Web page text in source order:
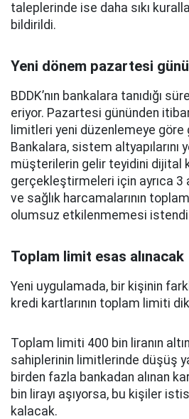
taleplerinde ise daha sıkı
bildirildi.
Yeni dönem pazartesi
BDDK’nın bankalara tanıdığı
eriyor. Pazartesi gününden
limitleri yeni düzenlemeye göre
Bankalara, sistem altyapılarını
müşterilerin gelir teyidini dijital
gerçekleştirmeleri için ayrıca 3
ve sağlık harcamalarının
olumsuz etkilenmemesi
Toplam limit esas alınacak
Yeni uygulamada, bir kişinin
kredi kartlarının toplam limiti
Toplam limiti 400 bin liranın
sahiplerinin limitlerinde düşüş
birden fazla bankadan alınan
bin lirayı aşıyorsa, bu kişiler
kalacak.